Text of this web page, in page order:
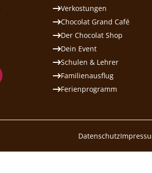
Verkostungen
Chocolat Grand Café
Der Chocolat Shop
Dein Event
Schulen & Lehrer
Familienausflug
Ferienprogramm
Datenschutz